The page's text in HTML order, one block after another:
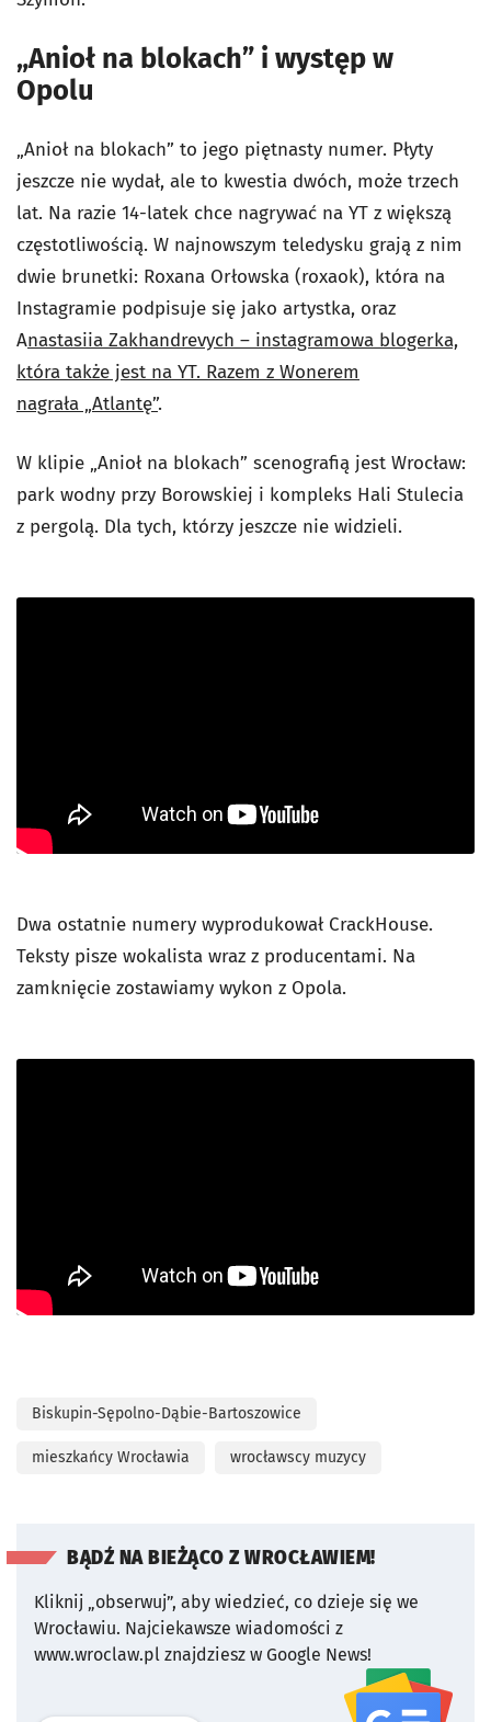
„Anioł na blokach” i występ w
Opolu
„Anioł na blokach” to jego piętnasty numer. Płyty
jeszcze nie wydał, ale to kwestia dwóch, może trzech
lat. Na razie 14-latek chce nagrywać na YT z większą
częstotliwością. W najnowszym teledysku grają z nim
dwie brunetki: Roxana Orłowska (roxaok), która na
Instagramie podpisuje się jako artystka, oraz
Anastasiia Zakhandrevych – instagramowa blogerka,
która także jest na YT. Razem z Wonerem
nagrała „Atlantę”.
W klipie „Anioł na blokach” scenografią jest Wrocław:
park wodny przy Borowskiej i kompleks Hali Stulecia
z pergolą. Dla tych, którzy jeszcze nie widzieli.
Dwa ostatnie numery wyprodukował CrackHouse.
Teksty pisze wokalista wraz z producentami. Na
zamknięcie zostawiamy wykon z Opola.
Biskupin-Sępolno-Dąbie-Bartoszowice
mieszkańcy Wrocławia wrocławscy muzycy
BĄDŹ NA BIEŻĄCO Z WROCŁAWIEM!
Kliknij „obserwuj”, aby wiedzieć, co dzieje się we
Wrocławiu. Najciekawsze wiadomości z
www.wroclaw.pl znajdziesz w Google News!